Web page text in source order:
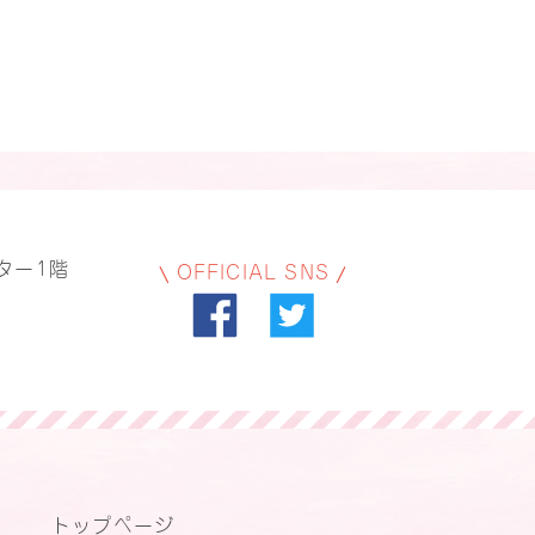
ー1階 OFFICIAL SNS
トップページ